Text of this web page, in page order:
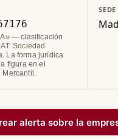
— clasificación
Sociedad
La forma jurídica
figura en el
Mercantil.
SEDE
alerta sobre la